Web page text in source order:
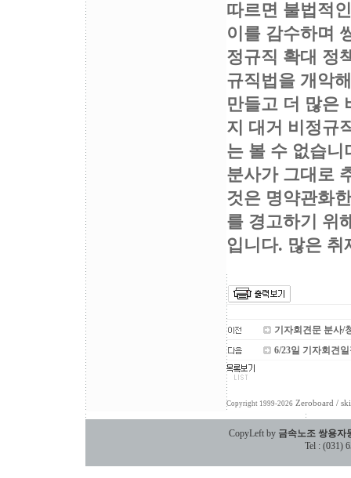
따르면 불법적
이를 감수하며
정규직 확대 정
규직법을 개악
만들고 더 많은
지 대거 비정규
는 볼 수 없습
분사가 그대로
것은 명약관화
를 경고하기 위
입니다. 많은 취
기자회견문 분사/
6/23일 기자회견
Copyright 1999-2026 Zeroboard /
CopyLeft by 금속노조 쌍용자
Tel : (031)